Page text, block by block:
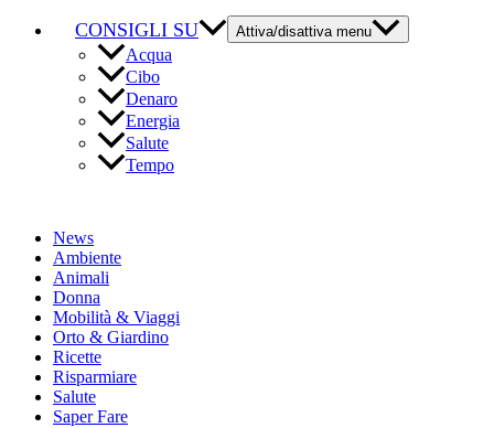
CONSIGLI SU Attiva/disattiva menu
Acqua
Cibo
Denaro
Energia
Salute
Tempo
News
Ambiente
Animali
Donna
Mobilità & Viaggi
Orto & Giardino
Ricette
Risparmiare
Salute
Saper Fare